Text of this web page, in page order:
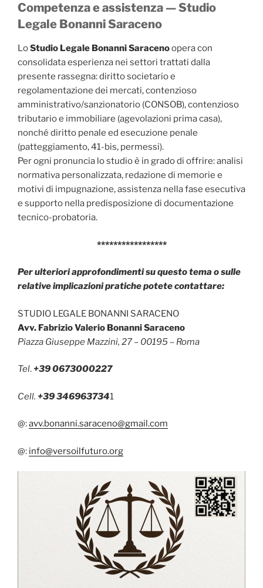
Competenza e assistenza — Studio
Legale Bonanni Saraceno
LoStudio Legale Bonanni Saracenoopera con
consolidata esperienza nei settori trattati dalla
presente rassegna: diritto societario e
regolamentazione dei mercati, contenzioso
amministrativo/sanzionatorio (CONSOB), contenzioso
tributario e immobiliare (agevolazioni prima casa),
nonché diritto penale ed esecuzione penale
(patteggiamento, 41-bis, permessi).
Per ogni pronuncia lo studio è in grado di offrire: analisi
normativa personalizzata, redazione di memorie e
motivi di impugnazione, assistenza nella fase esecutiva
e supporto nella predisposizione di documentazione
tecnico-probatoria.
*****************
Per ulteriori approfondimenti su questo tema o sulle
relative implicazioni pratiche potete contattare:
STUDIO LEGALE BONANNI SARACENO
Avv. Fabrizio Valerio Bonanni Saraceno
Piazza Giuseppe Mazzini, 27 – 00195 – Roma
Tel.+39 0673000227
Cell. +39 3469637341
@:avv.bonanni.saraceno@gmail.com
@: info@versoilfuturo.org